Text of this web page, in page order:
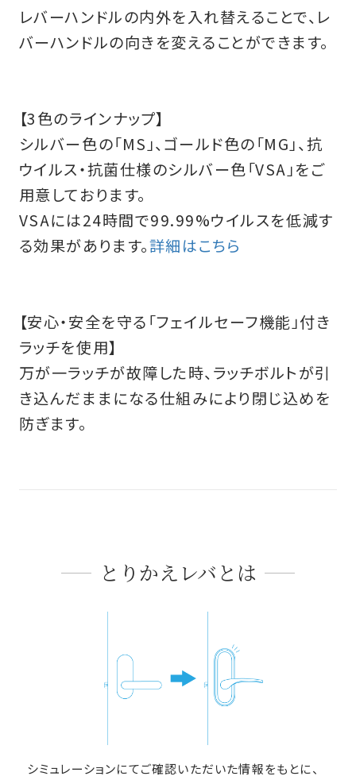
レバーハンドルの内外を入れ替えることで、レ
バーハンドルの向きを変えることができます。
【3色のラインナップ】
シルバー色の「MS」、ゴールド色の「MG」、抗
ウイルス・抗菌仕様のシルバー色「VSA」をご
用意しております。
VSAには24時間で99.99%ウイルスを低減す
る効果があります。詳細はこちら
【安心・安全を守る「フェイルセーフ機能」付き
ラッチを使用】
万が一ラッチが故障した時、ラッチボルトが引
き込んだままになる仕組みにより閉じ込めを
防ぎます。
とりかえレバとは
シミュレーションにてご確認いただいた情報をもとに、